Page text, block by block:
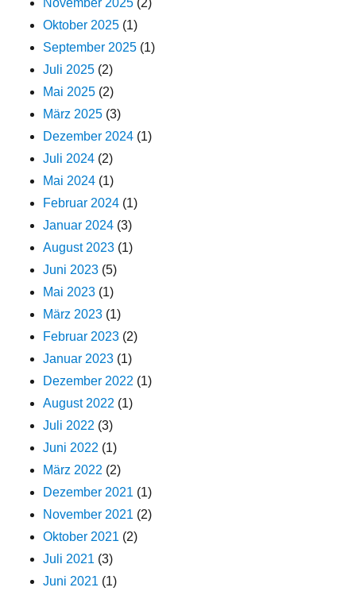
Oktober 2025 (1)
September 2025 (1)
Juli 2025 (2)
Mai 2025 (2)
März 2025 (3)
Dezember 2024 (1)
Juli 2024 (2)
Mai 2024 (1)
Februar 2024 (1)
Januar 2024 (3)
August 2023 (1)
Juni 2023 (5)
Mai 2023 (1)
März 2023 (1)
Februar 2023 (2)
Januar 2023 (1)
Dezember 2022 (1)
August 2022 (1)
Juli 2022 (3)
Juni 2022 (1)
März 2022 (2)
Dezember 2021 (1)
November 2021 (2)
Oktober 2021 (2)
Juli 2021 (3)
Juni 2021 (1)